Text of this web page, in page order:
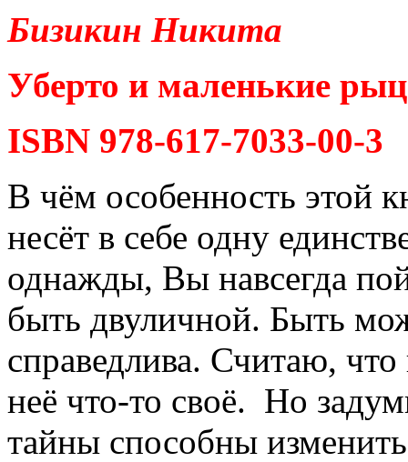
Бизикин Никита
Уберто и маленькие
ISBN 978-617-7033-00-3
В чём особенность этой
несёт в себе одну
однажды, Вы навсегда
быть двуличной. Быть
справедлива. Считаю,
неё что-то своё. Но
тайны способны